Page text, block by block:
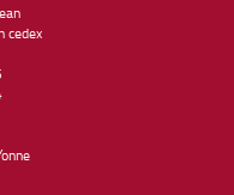
cedex